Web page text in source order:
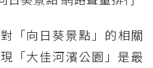
「向日葵景點」的相關
「大佳河濱公園」是最